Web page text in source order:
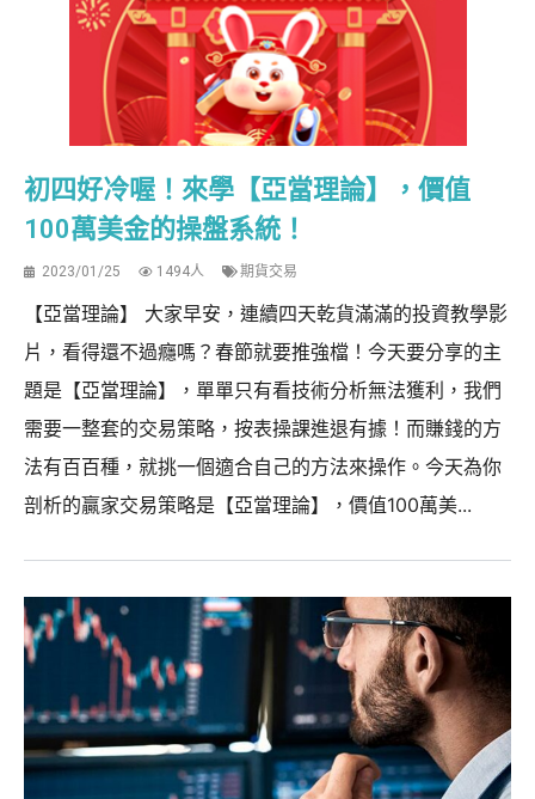
初四好冷喔！來學【亞當理論】，價值
100萬美金的操盤系統！
2023/01/25 1494人 期貨交易
【亞當理論】 大家早安，連續四天乾貨滿滿的投資教學影
片，看得還不過癮嗎？春節就要推強檔！今天要分享的主
題是【亞當理論】，單單只有看技術分析無法獲利，我們
需要一整套的交易策略，按表操課進退有據！而賺錢的方
法有百百種，就挑一個適合自己的方法來操作。今天為你
剖析的贏家交易策略是【亞當理論】，價值100萬美...